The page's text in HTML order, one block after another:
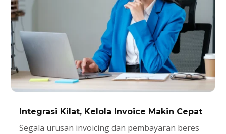
Integrasi Kilat, Kelola Invoice Makin Cepat
Segala urusan invoicing dan pembayaran beres